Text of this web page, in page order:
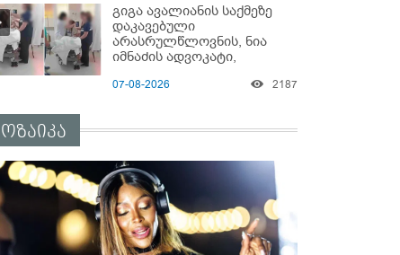
გიგა ავალიანის საქმეზე
დაკავებული
არასრულწლოვნის, ნია
იმნაძის ადვოკატი,
გადაღებულ კადრებს
07-08-2026 2187